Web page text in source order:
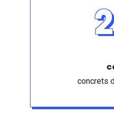
concrets